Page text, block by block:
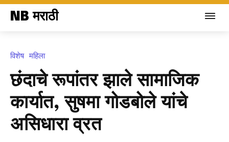
NB मराठी
विशेष महिला
छंदाचे रूपांतर झाले सामाजिक
कार्यात, सुषमा गोडबोले यांचे
असिधारा व्रत